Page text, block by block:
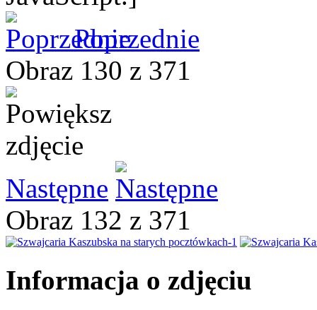
Poprzednie
Obraz 130 z 371
Następne
Obraz 132 z 371
Informacja o zdjęciu